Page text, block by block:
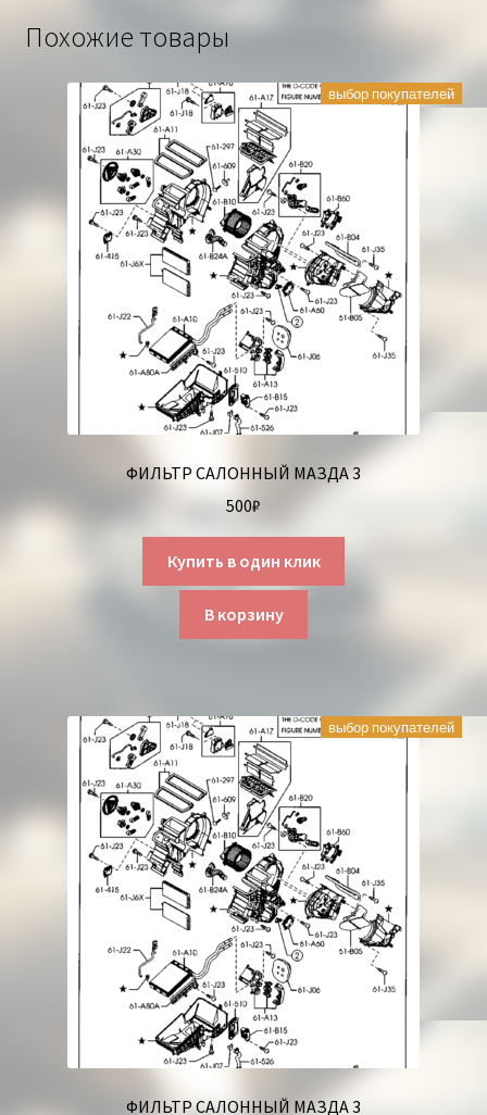
Похожие товары
выбор покупателей
ФИЛЬТР САЛОННЫЙ МАЗДА 3
500₽
Купить в один клик
В корзину
выбор покупателей
ФИЛЬТР САЛОННЫЙ МАЗДА 3